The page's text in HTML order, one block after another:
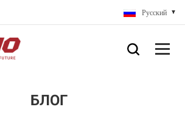
Русский
БЛОГ